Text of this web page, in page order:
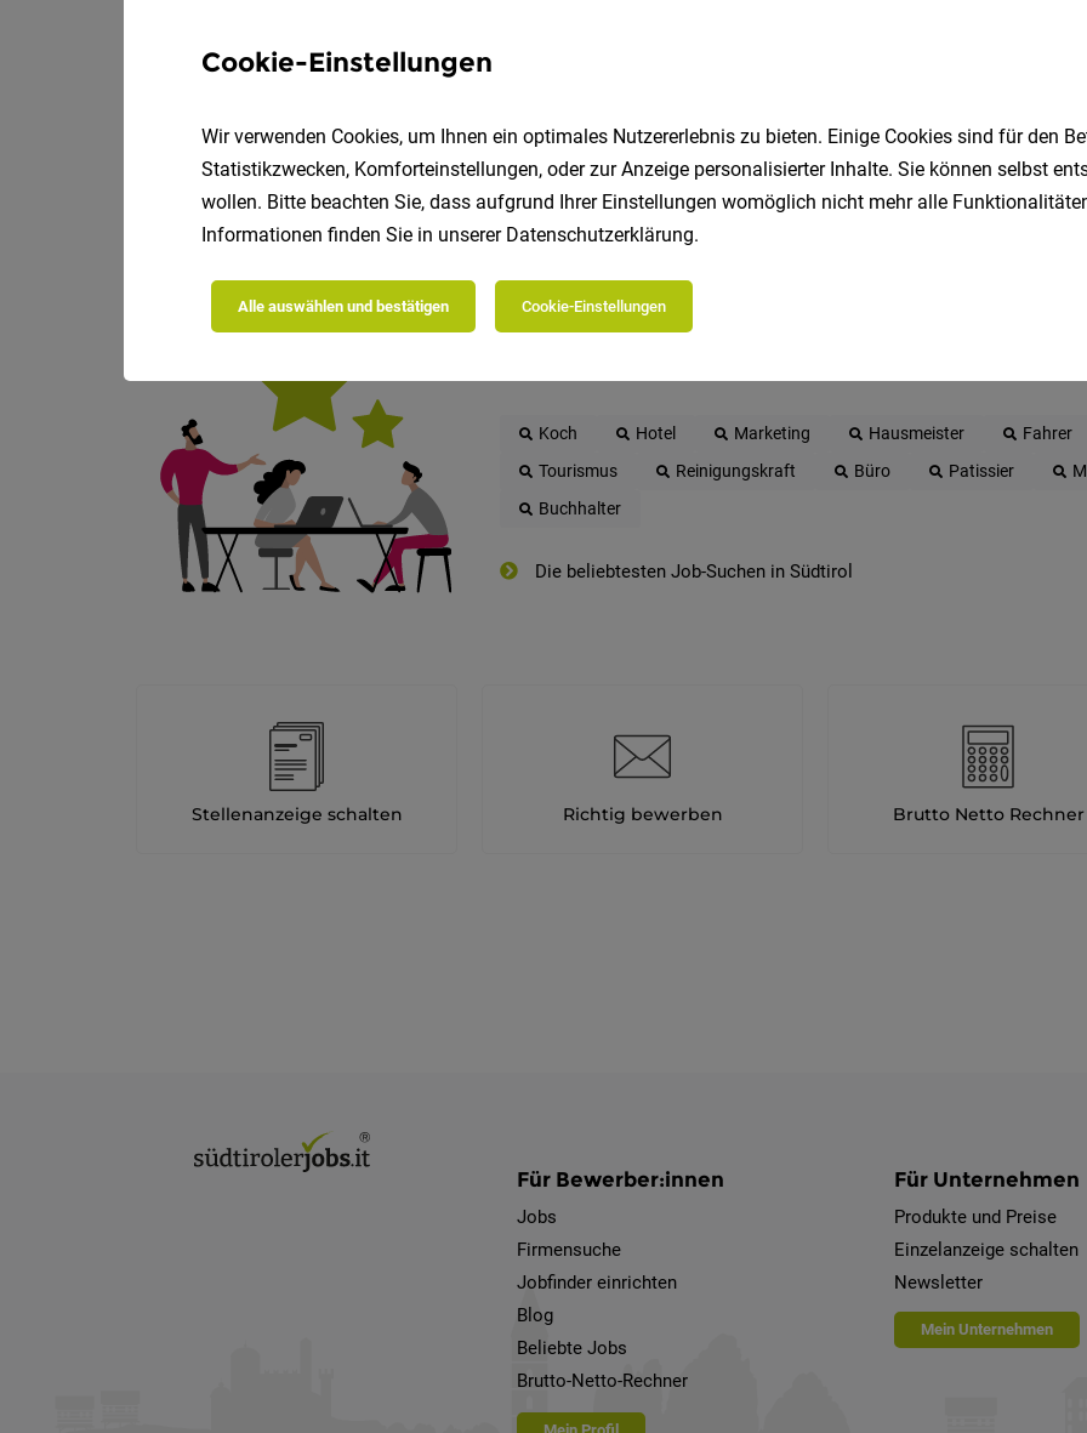
Die beliebtesten Jobs in Südtirol
Koch Hotel Marketing Hausmeister Fahrer
Tourismus
Reinigungskraft Büro Patissier
Buchhalter
Die beliebtesten Job-Suchen in Südtirol
Stellenanzeige schalten Richtig bewerben Brutto Netto Rechner
Für Bewerber:innen
Jobs
Firmensuche
Jobfinder einrichten
Blog
Beliebte Jobs
Brutto-Netto-Rechner
Für Unternehmen
Produkte und Preise
Einzelanzeige schalten
Newsletter
Mein Unternehmen
Cookie-Einstellungen
Wir verwenden Cookies, um Ihnen ein optimales Nutzererlebnis zu bieten. Einige Cookies sind für den
Statistikzwecken, Komforteinstellungen, oder zur Anzeige personalisierter Inhalte. Sie können selbst
wollen. Bitte beachten Sie, dass aufgrund Ihrer Einstellungen womöglich nicht mehr alle
Informationen finden Sie in unserer Datenschutzerklärung.
Alle auswählen und bestätigen Cookie-Einstellungen